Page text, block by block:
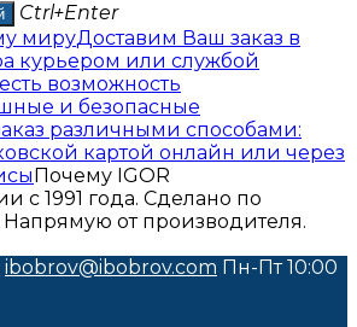
Ctrl+Enter
мируДоставим Ваш заказ в
курьером или службой
возможность
и безопасные
различными способами:
картой онлайн или через
Почему IGOR
с 1991 года. Сделано по
от производителя.
ibobrov@ibobrov.com Пн-Пт 10:00